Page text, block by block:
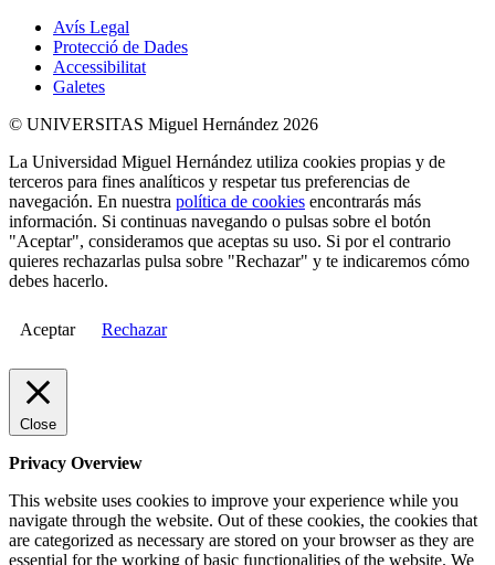
Avís Legal
Protecció de Dades
Accessibilitat
Galetes
© UNIVERSITAS Miguel Hernández 2026
La Universidad Miguel Hernández utiliza cookies propias y de
terceros para fines analíticos y respetar tus preferencias de
navegación. En nuestra política de cookies encontrarás más
información. Si continuas navegando o pulsas sobre el botón
"Aceptar", consideramos que aceptas su uso. Si por el contrario
quieres rechazarlas pulsa sobre "Rechazar" y te indicaremos cómo
debes hacerlo.
Aceptar Rechazar
Close
Privacy Overview
This website uses cookies to improve your experience while you
navigate through the website. Out of these cookies, the cookies that
are categorized as necessary are stored on your browser as they are
essential for the working of basic functionalities of the website. We